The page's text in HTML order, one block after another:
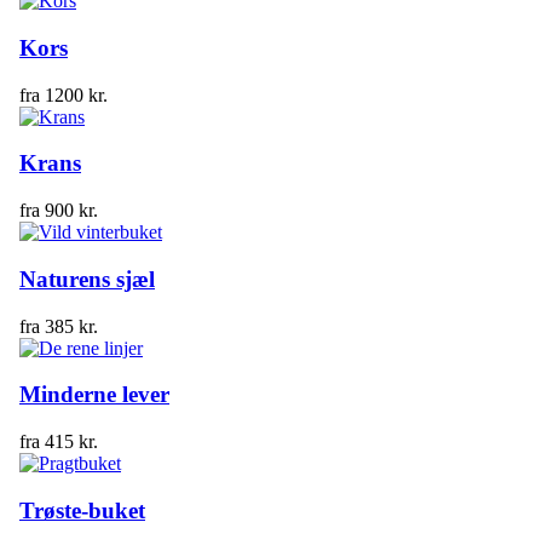
Kors
fra 1200 kr.
Krans
fra 900 kr.
Naturens sjæl
fra 385 kr.
Minderne lever
fra 415 kr.
Trøste-buket